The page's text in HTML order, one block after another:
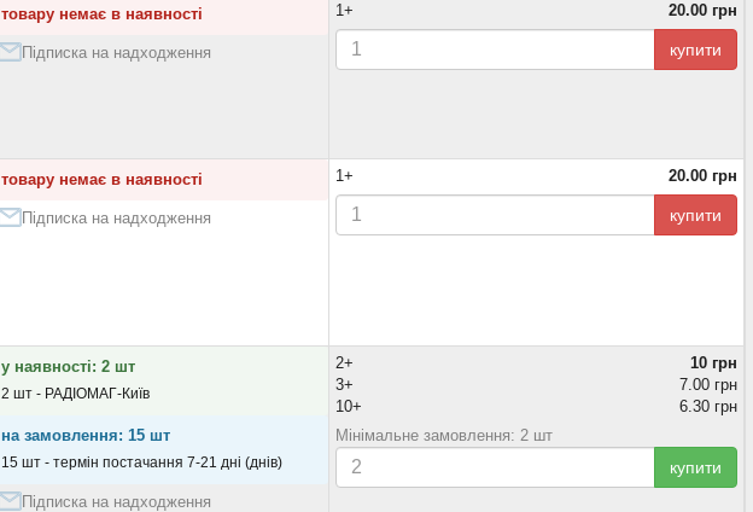
товару немає в наявності
Підписка на надходження
1+ 20.00 грн
купити
товару немає в наявності
Підписка на надходження
1+ 20.00 грн
купити
у наявності: 2 шт
2 шт - РАДІОМАГ-Київ
на замовлення: 15 шт
15 шт - термін постачання 7-21 дні (днів)
Підписка на надходження
2+
10 грн
3+
7.00 грн
10+
6.30 грн
Мінімальне замовлення: 2 шт
купити